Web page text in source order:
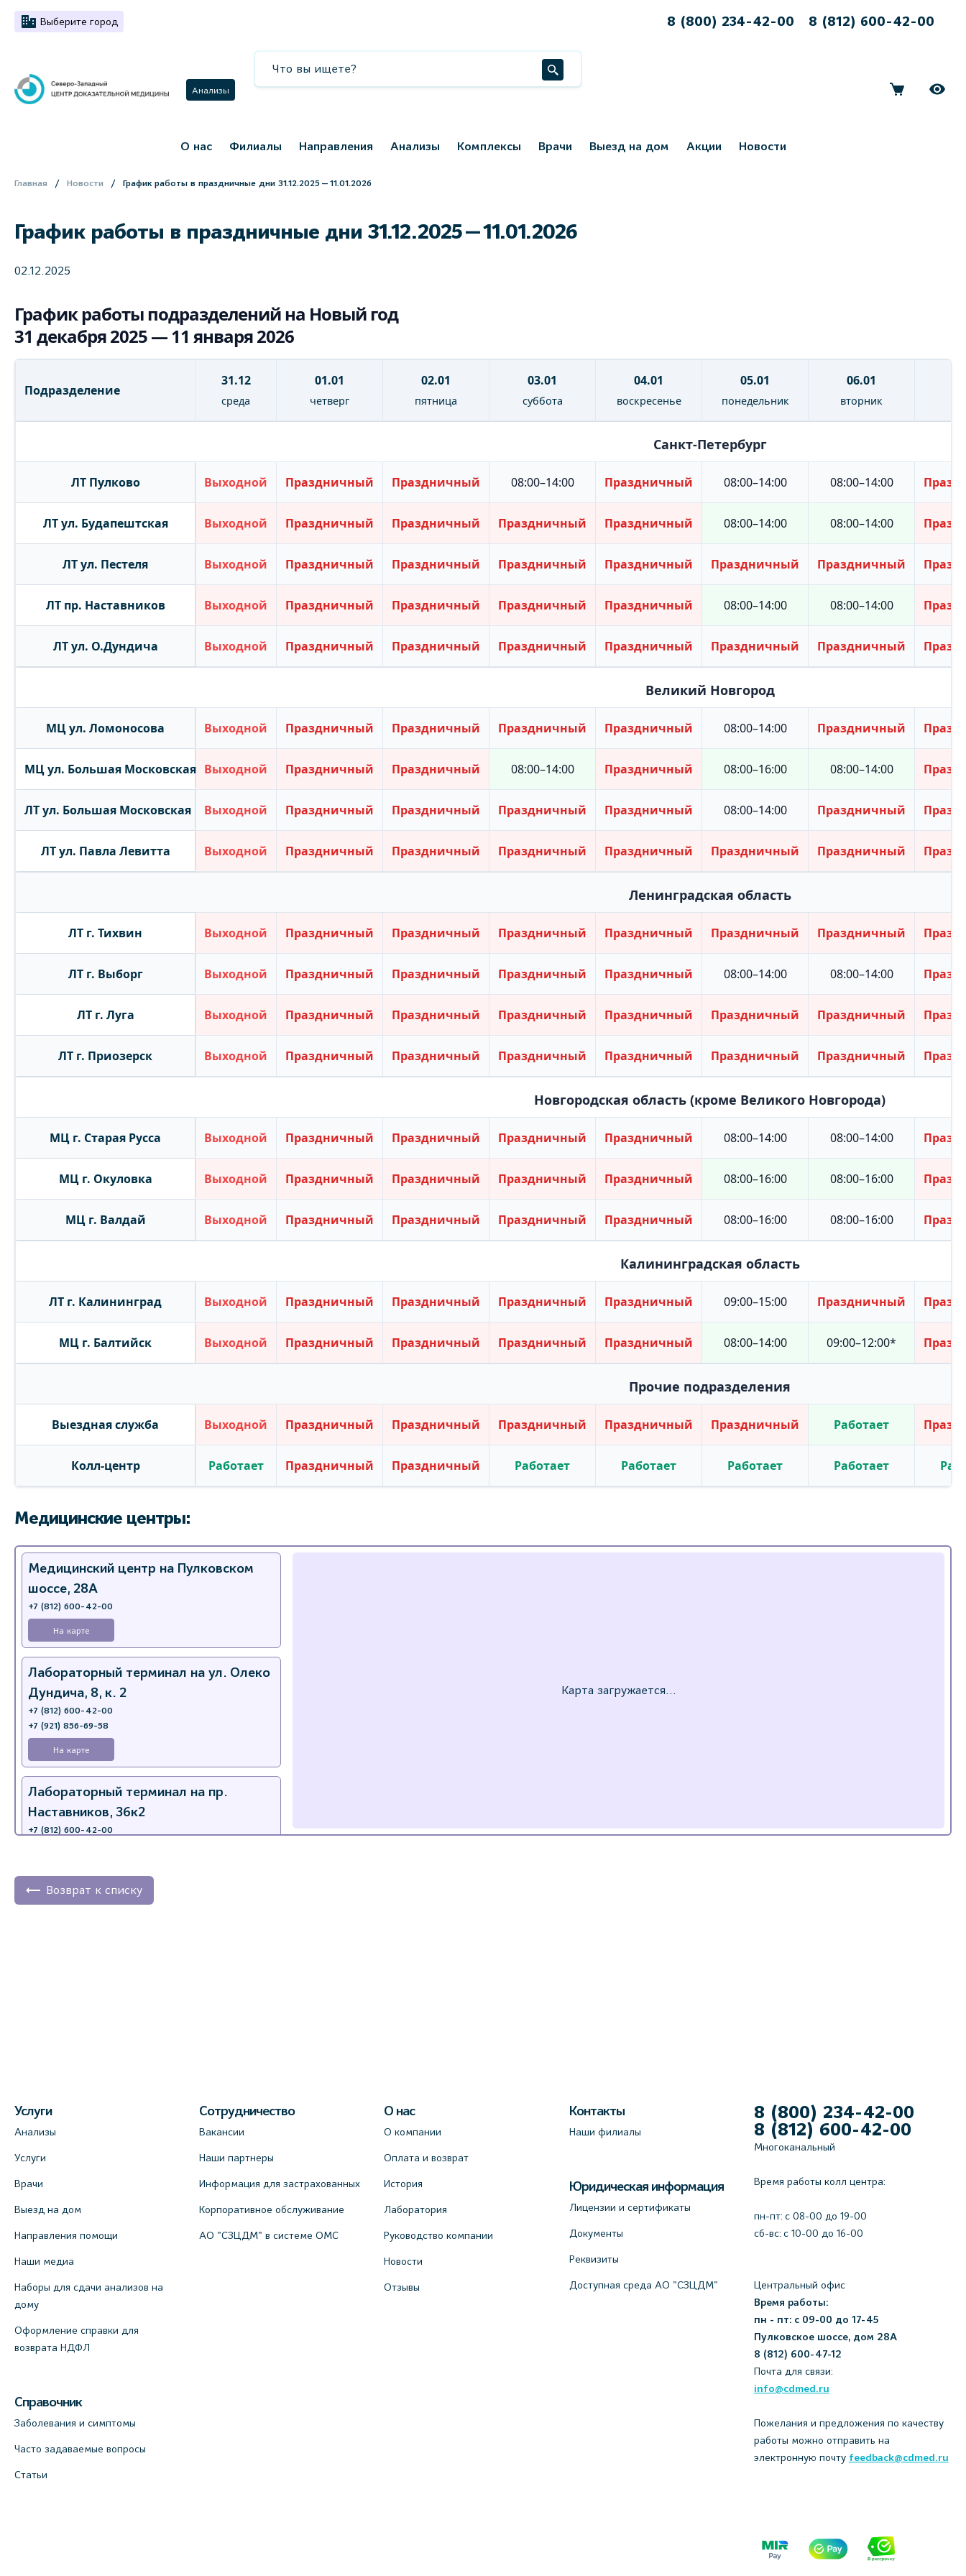
Выберите город 8 (800) 234-42-00 8 (812) 600-42-00
Анализы
О нас Филиалы Направления Анализы Комплексы Врачи Выезд на дом Акции Новости
Главная Новости График работы в праздничные дни 31.12.2025 — 11.01.2026
График работы в праздничные дни 31.12.2025 — 11.01.2026
02.12.2025
График работы подразделений на Новый год
31 декабря 2025 — 11 января 2026
Подразделение
31.12
среда
01.01
четверг
02.01
пятница
03.01
суббота
04.01
воскресенье
05.01
понедельник
06.01
вторник
Санкт-Петербург
ЛТ Пулково Выходной Праздничный Праздничный 08:00–14:00 Праздничный 08:00–14:00 08:00–14:00
ЛТ ул. Будапештская Выходной Праздничный Праздничный Праздничный Праздничный 08:00–14:00 08:00–14:00
ЛТ ул. Пестеля Выходной Праздничный Праздничный Праздничный Праздничный Праздничный Праздничный
ЛТ пр. Наставников Выходной Праздничный Праздничный Праздничный Праздничный 08:00–14:00 08:00–14:00
ЛТ ул. О.Дундича Выходной Праздничный Праздничный Праздничный Праздничный Праздничный Праздничный
Великий Новгород
МЦ ул. Ломоносова Выходной Праздничный Праздничный Праздничный Праздничный 08:00–14:00 Праздничный
МЦ ул. Большая Московская Выходной Праздничный Праздничный 08:00–14:00 Праздничный 08:00–16:00 08:00–14:00
ЛТ ул. Большая Московская Выходной Праздничный Праздничный Праздничный Праздничный 08:00–14:00 Праздничный
ЛТ ул. Павла Левитта Выходной Праздничный Праздничный Праздничный Праздничный Праздничный Праздничный
Ленинградская область
ЛТ г. Тихвин Выходной Праздничный Праздничный Праздничный Праздничный Праздничный Праздничный
ЛТ г. Выборг Выходной Праздничный Праздничный Праздничный Праздничный 08:00–14:00 08:00–14:00
ЛТ г. Луга Выходной Праздничный Праздничный Праздничный Праздничный Праздничный Праздничный
ЛТ г. Приозерск Выходной Праздничный Праздничный Праздничный Праздничный Праздничный Праздничный
Новгородская область (кроме Великого Новгорода)
МЦ г. Старая Русса Выходной Праздничный Праздничный Праздничный Праздничный 08:00–14:00 08:00–14:00
МЦ г. Окуловка Выходной Праздничный Праздничный Праздничный Праздничный 08:00–16:00 08:00–16:00
МЦ г. Валдай Выходной Праздничный Праздничный Праздничный Праздничный 08:00–16:00 08:00–16:00
Калининградская область
ЛТ г. Калининград Выходной Праздничный Праздничный Праздничный Праздничный 09:00–15:00 Праздничный
МЦ г. Балтийск Выходной Праздничный Праздничный Праздничный Праздничный 08:00–14:00 09:00–12:00*
Прочие подразделения
Выездная служба Выходной Праздничный Праздничный Праздничный Праздничный Праздничный Работает
Колл-центр Работает Праздничный Праздничный Работает Работает Работает Работает
Медицинские центры:
Медицинский центр на Пулковском
шоссе, 28А
+7 (812) 600-42-00
На карте
Лабораторный терминал на ул. Олеко
Дундича, 8, к. 2
+7 (812) 600-42-00
+7 (921) 856-69-58
На карте
Лабораторный терминал на пр.
Наставников, 36к2
+7 (812) 600-42-00
Медицинский центр на ул. Моисеенко,
5 (официальный партнер)
+7 (812) 660-73-69
Просвещения, 12к2 (официальный
партнер)
+7 (812) 660-73-69
Медицинский центр "Доктор
+7 (812) 664-55-80
На карте
Медицинский центр на
Возврат к списку
Услуги
Анализы
Услуги
Врачи
Выезд на дом
Направления помощи
Наши медиа
Наборы для сдачи анализов на
дому
Оформление справки для
возврата НДФЛ
Справочник
Заболевания и симптомы
Часто задаваемые вопросы
Статьи
Сотрудничество
Вакансии
Наши партнеры
Информация для застрахованных
Корпоративное обслуживание
АО "СЗЦДМ" в системе ОМС
О нас
О компании
Оплата и возврат
История
Лаборатория
Руководство компании
Новости
Отзывы
Контакты
Наши филиалы
Юридическая информация
Лицензии и сертификаты
Документы
Реквизиты
Доступная среда АО "СЗЦДМ"
8 (800) 234-42-00
8 (812) 600-42-00
Многоканальный
Время работы колл центра:
пн-пт: c 08-00 до 19-00
сб-вс: с 10-00 до 16-00
Центральный офис
Время работы:
пн - пт: с 09-00 до 17-45
Пулковское шоссе, дом 28А
8 (812) 600-47-12
Почта для связи:
info@cdmed.ru
Пожелания и предложения по качеству
работы можно отправить на
электронную почту feedback@cdmed.ru